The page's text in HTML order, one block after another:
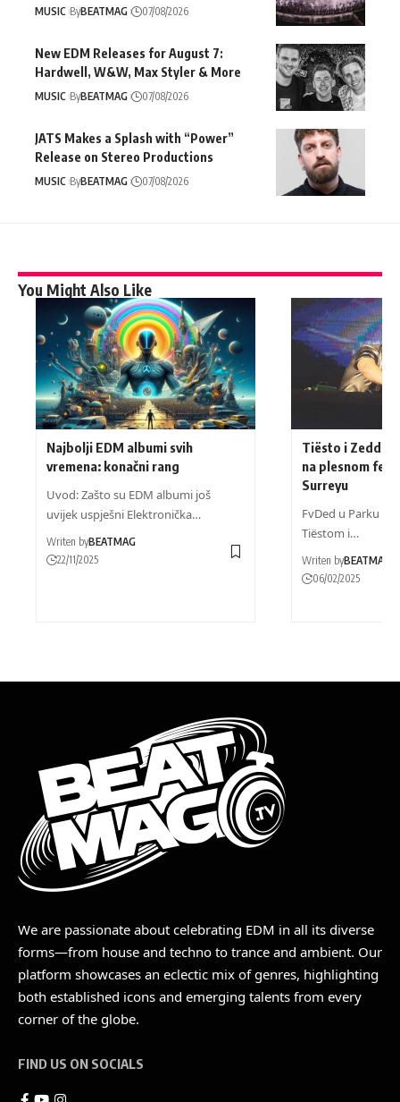
MUSIC ByBEATMAG 07/08/2026
New EDM Releases for August 7:
Hardwell, W&W, Max Styler & More
MUSIC ByBEATMAG 07/08/2026
JATS Makes a Splash with “Power”
Release on Stereo Productions
MUSIC ByBEATMAG 07/08/2026
You Might Also Like
Najbolji EDM albumi svih
vremena: konačni rang
Uvod: Zašto su EDM albumi još
uvijek uspješni Elektronička…
Writen byBEATMAG
22/11/2025
Tiësto i Zedd
na plesnom
Surreyu
FvDed u Parku
Tiëstom i…
Writen byBEATMAG
06/02/2025
We are passionate about celebrating EDM in all its diverse
forms—from house and techno to trance and ambient. Our
platform showcases an eclectic mix of genres, highlighting
both established icons and emerging talents from every
corner of the globe.
FIND US ON SOCIALS